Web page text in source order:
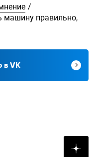
/
машину правильно,
в VK